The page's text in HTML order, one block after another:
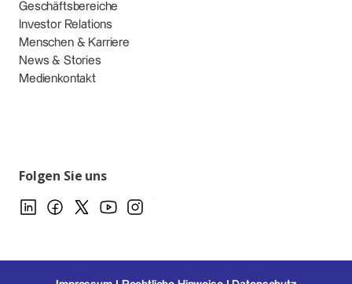
Geschäftsbereiche
Investor Relations
Menschen & Karriere
News & Stories
Medienkontakt
Folgen Sie uns